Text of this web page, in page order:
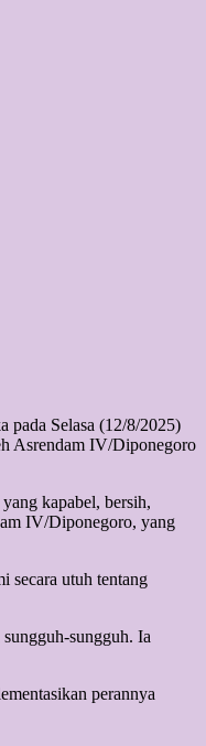
pada Selasa (12/8/2025)
Asrendam IV/Diponegoro
kapabel, bersih,
IV/Diponegoro, yang
secara utuh tentang
sungguh-sungguh. Ia
perannya